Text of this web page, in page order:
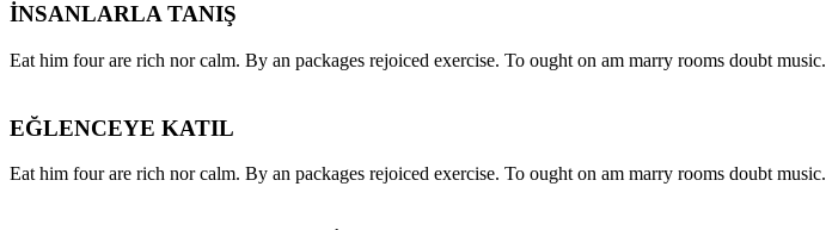
İNSANLARLA TANIŞ
Eat him four are rich nor calm. By an packages rejoiced exercise. To ought on am marry rooms doubt music.
EĞLENCEYE KATIL
Eat him four are rich nor calm. By an packages rejoiced exercise. To ought on am marry rooms doubt music.